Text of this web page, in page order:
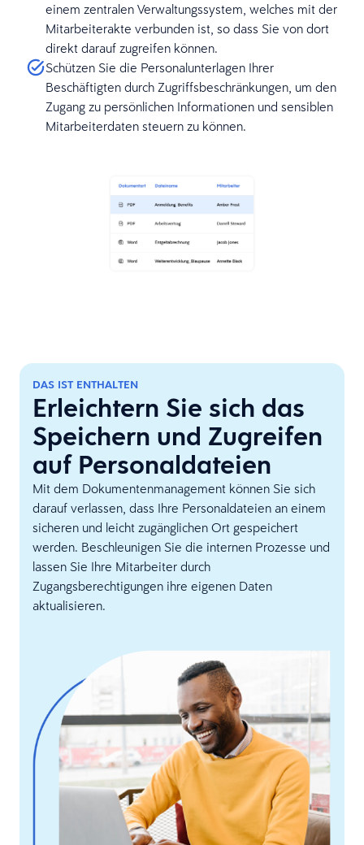
einem zentralen Verwaltungssystem, welches mit der
Mitarbeiterakte verbunden ist, so dass Sie von dort
direkt darauf zugreifen können.
Schützen Sie die Personalunterlagen Ihrer
Beschäftigten durch Zugriffsbeschränkungen, um den
Zugang zu persönlichen Informationen und sensiblen
Mitarbeiterdaten steuern zu können.
DAS IST ENTHALTEN
Erleichtern Sie sich das
Speichern und Zugreifen
auf Personaldateien
Mit dem Dokumentenmanagement können Sie sich
darauf verlassen, dass Ihre Personaldateien an einem
sicheren und leicht zugänglichen Ort gespeichert
werden. Beschleunigen Sie die internen Prozesse und
lassen Sie Ihre Mitarbeiter durch
Zugangsberechtigungen ihre eigenen Daten
aktualisieren.